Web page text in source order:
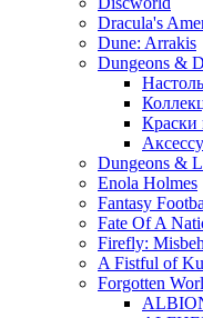
Dracula's
Dune: Arrakis
Dungeons &
Краски
Dungeons &
Enola Holmes
Fantasy
Fate Of A
Firefly:
A Fistful of
Forgotten